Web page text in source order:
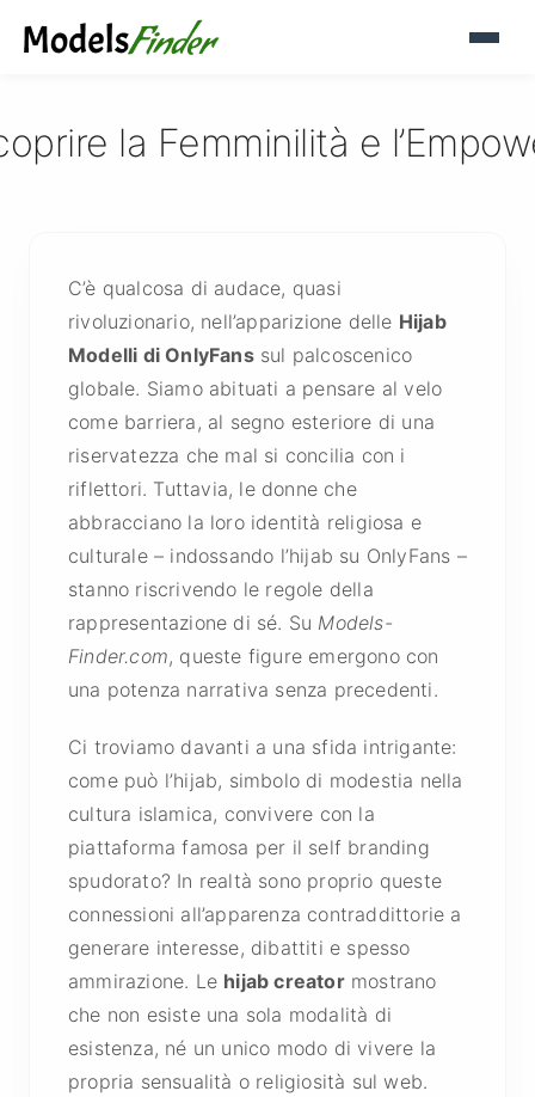
la Femminilità e
C’è qualcosa di audace, quasi
rivoluzionario, nell’apparizione delle Hijab
Modelli di OnlyFanssul palcoscenico
globale. Siamo abituati a pensare al velo
come barriera, al segno esteriore di una
riservatezza che mal si concilia con i
riflettori. Tuttavia, le donne che
abbracciano la loro identità religiosa e
culturale – indossando l’hijab su OnlyFans –
stanno riscrivendo le regole della
rappresentazione di sé. Su Models-
Finder.com, queste figure emergono con
una potenza narrativa senza precedenti.
Ci troviamo davanti a una sfida intrigante:
come può l’hijab, simbolo di modestia nella
cultura islamica, convivere con la
piattaforma famosa per il self branding
spudorato? In realtà sono proprio queste
connessioni all’apparenza contraddittorie a
generare interesse, dibattiti e spesso
ammirazione. Le hijab creatormostrano
che non esiste una sola modalità di
esistenza, né un unico modo di vivere la
propria sensualità o religiosità sul web.